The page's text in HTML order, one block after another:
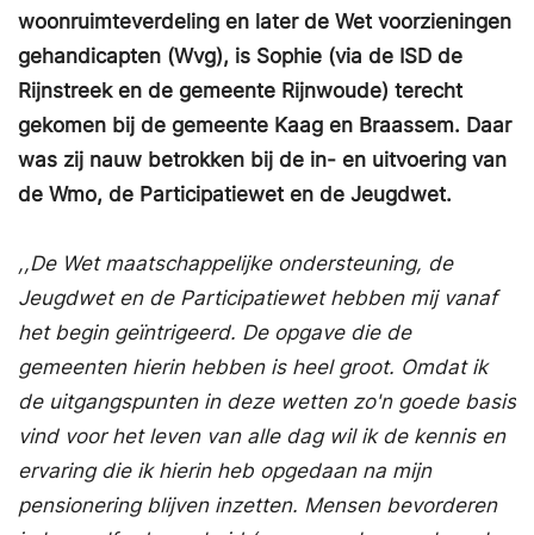
woonruimteverdeling en later de Wet voorzieningen
gehandicapten (Wvg), is Sophie (via de ISD de
Rijnstreek en de gemeente Rijnwoude) terecht
gekomen bij de gemeente Kaag en Braassem. Daar
was zij nauw betrokken bij de in- en uitvoering van
de Wmo, de Participatiewet en de Jeugdwet.
,,De Wet maatschappelijke ondersteuning, de
Jeugdwet en de Participatiewet hebben mij vanaf
het begin geïntrigeerd. De opgave die de
gemeenten hierin hebben is heel groot. Omdat ik
de uitgangspunten in deze wetten zo'n goede basis
vind voor het leven van alle dag wil ik de kennis en
ervaring die ik hierin heb opgedaan na mijn
pensionering blijven inzetten. Mensen bevorderen